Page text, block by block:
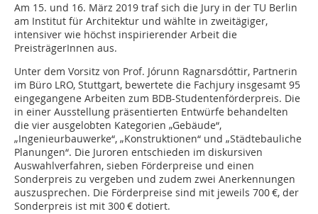
Am 15. und 16. März 2019 traf sich die Jury in der TU Berlin
am Institut für Architektur und wählte in zweitägiger,
intensiver wie höchst inspirierender Arbeit die
PreisträgerInnen aus.
Unter dem Vorsitz von Prof. Jórunn Ragnarsdóttir, Partnerin
im Büro LRO, Stuttgart, bewertete die Fachjury insgesamt 95
eingegangene Arbeiten zum BDB-Studentenförderpreis. Die
in einer Ausstellung präsentierten Entwürfe behandelten
die vier ausgelobten Kategorien „Gebäude“,
„Ingenieurbauwerke“, „Konstruktionen“ und „Städtebauliche
Planungen“. Die Juroren entschieden im diskursiven
Auswahlverfahren, sieben Förderpreise und einen
Sonderpreis zu vergeben und zudem zwei Anerkennungen
auszusprechen. Die Förderpreise sind mit jeweils 700 €, der
Sonderpreis ist mit 300 € dotiert.